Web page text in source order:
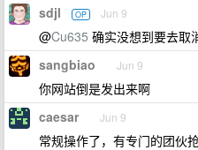
sdjl OP Jun 9
@Cu635 确实没想到要去取
sangbiao Jun 9
你网站倒是发出来啊
caesar Jun 9
常规操作了，有专门的团伙